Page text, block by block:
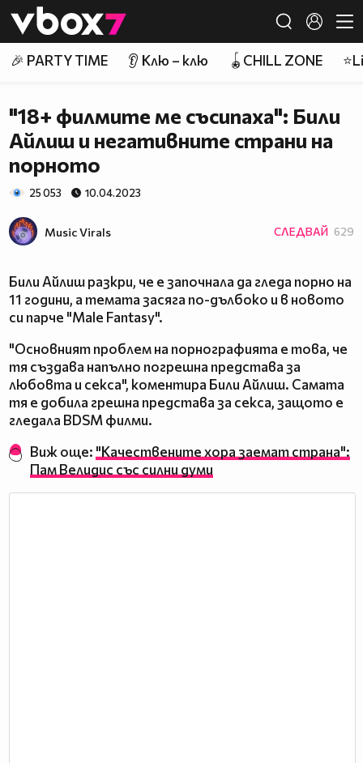
👾
🎉 PARTY TIME 👂 Клю – клю 🪀CHILL ZONE
"18+ филмите ме съсипаха": Били
Айлиш и негативните страни на
порното
25 053 10.04.2023
Music Virals СЛЕДВАЙ 629
Били Айлиш разкри, че е започнала да гледа порно на
11 години, а темата засяга по-дълбоко и в новото
си парче "Male Fantasy".
"Основният проблем на порнографията е това, че
тя създава напълно погрешна представа за
любовта и секса", коментира Били Айлиш. Самата
тя е добила грешна представа за секса, защото е
гледала BDSM филми.
Виж още: "Качествените хора заемат страна":
Пам Велидис със силни думи